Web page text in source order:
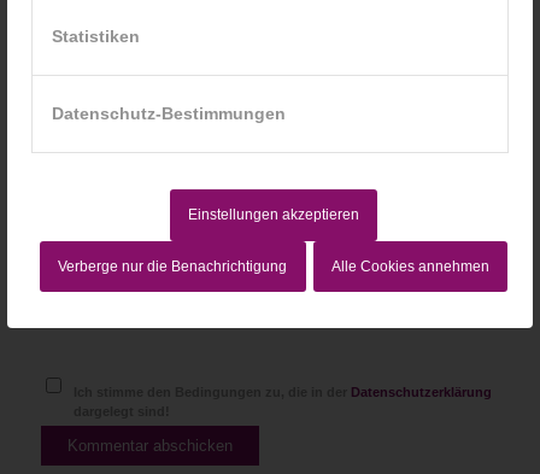
Statistiken
Datenschutz-Bestimmungen
Einstellungen akzeptieren
Verberge nur die Benachrichtigung Alle Cookies annehmen
Website
Datenschutzerklärung